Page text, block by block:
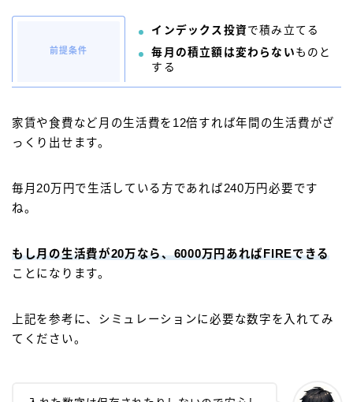
前提条件
インデックス投資で積み立てる
毎月の積立額は変わらない ものと
する
家賃や食費など月の生活費を12倍すれば年間の生活費がざ
っくり出せます。
毎月20万円で生活している方であれば240万円必要です
ね。
もし月の生活費が20万なら、6000万円あればFIREできる
ことになります。
上記を参考に、シミュレーションに必要な数字を入れてみ
てください。